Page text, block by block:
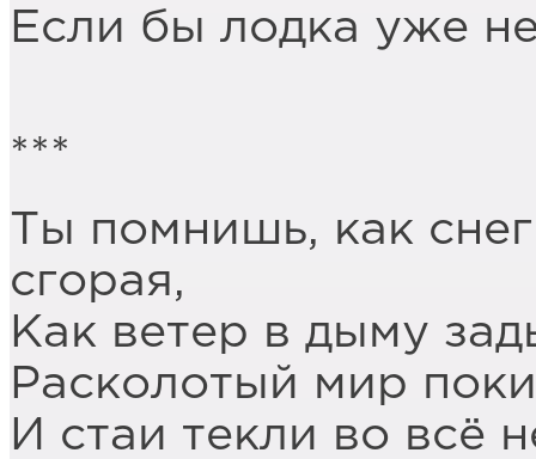
Если бы лодка уже
***
Ты помнишь, как
сгорая,
Как ветер в дыму
Расколотый мир
И стаи текли во всё